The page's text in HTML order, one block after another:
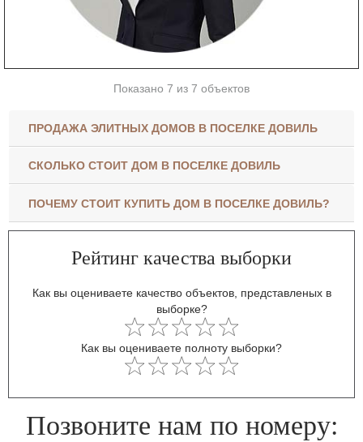
Показано 7 из 7 объектов
ПРОДАЖА ЭЛИТНЫХ ДОМОВ В ПОСЕЛКЕ ДОВИЛЬ
СКОЛЬКО СТОИТ ДОМ В ПОСЕЛКЕ ДОВИЛЬ
ПОЧЕМУ СТОИТ КУПИТЬ ДОМ В ПОСЕЛКЕ ДОВИЛЬ?
Рейтинг качества выборки
Как вы оцениваете качество объектов, представленых в
выборке?
Как вы оцениваете полноту выборки?
Позвоните нам по номеру: